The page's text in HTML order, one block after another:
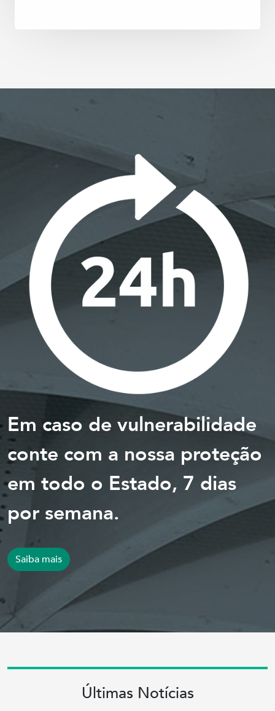
Em caso de vulnerabilidade
conte com a nossa proteção
em todo o Estado, 7 dias
por semana.
Saiba mais
Últimas Notícias